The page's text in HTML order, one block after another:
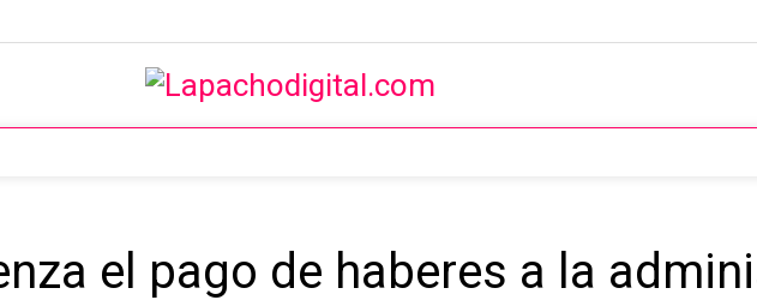
el pago de haberes a la